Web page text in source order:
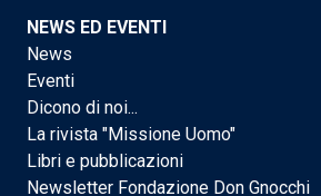
NEWS ED EVENTI
News
Eventi
Dicono di noi...
La rivista "Missione Uomo"
Libri e pubblicazioni
Newsletter Fondazione Don Gnocchi